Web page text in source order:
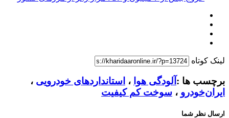
لینک کوتاه
برچسب ها : آلودگی هوا ، استانداردهای خودرویی ،
ایران‌خودرو ، سوخت کم کیفیت
ارسال نظر شما